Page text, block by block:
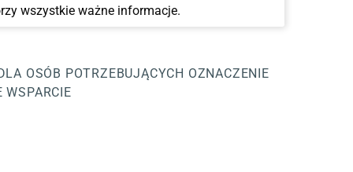
wszystkie ważne informacje.
OSÓB POTRZEBUJĄCYCH OZNACZENIE
WSPARCIE